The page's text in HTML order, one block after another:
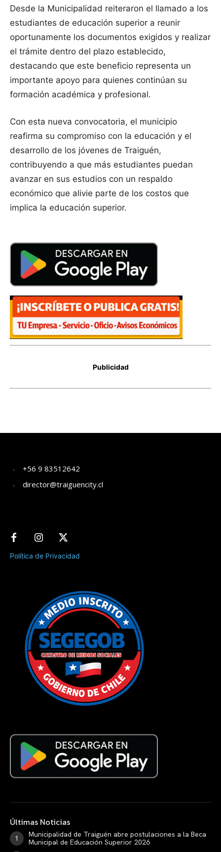
+56 9 83512642
director@traiguencity.cl
Política de Privacidad
Últimas Noticias
Municipalidad de Traiguén abre postulaciones a la Beca
Municipal de Educación Superior 2026